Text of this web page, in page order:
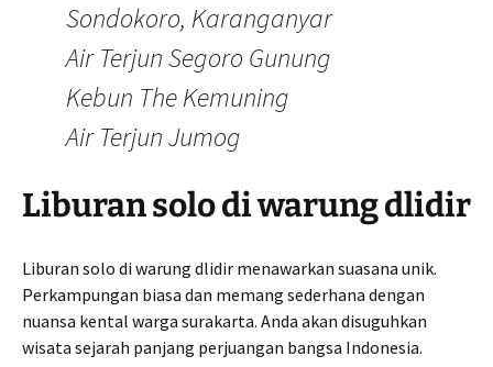
Sondokoro, Karanganyar
Air Terjun Segoro Gunung
Kebun The Kemuning
Air Terjun Jumog
Liburan solo di warung dlidir
Liburan solo di warung dlidir menawarkan suasana unik.
Perkampungan biasa dan memang sederhana dengan
nuansa kental warga surakarta. Anda akan disuguhkan
wisata sejarah panjang perjuangan bangsa Indonesia.